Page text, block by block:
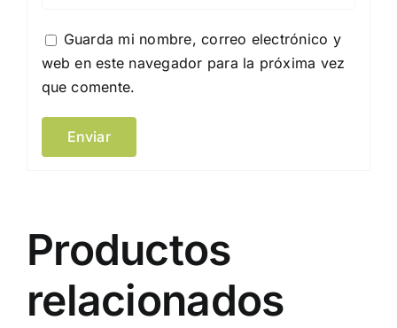
Guarda mi nombre, correo electrónico y
web en este navegador para la próxima vez
que comente.
Productos
relacionados